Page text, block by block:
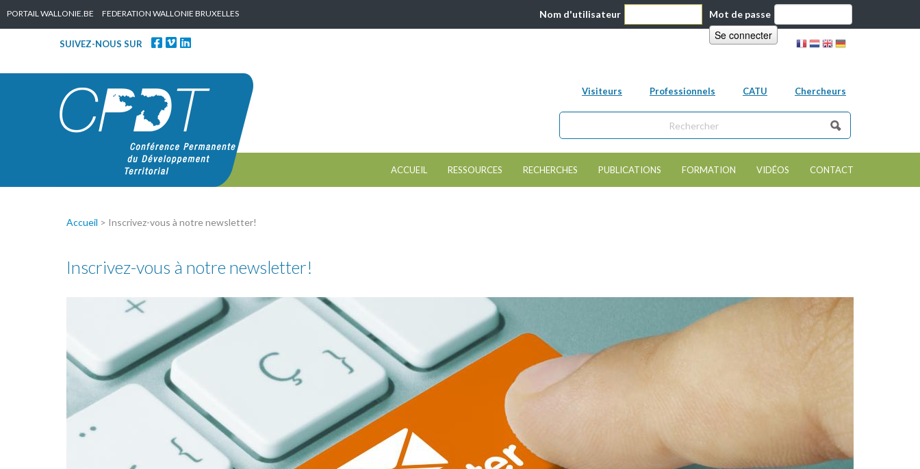
PORTAIL WALLONIE.BE FEDERATION WALLONIE BRUXELLES Nom d'utilisateur Mot de passe
SUIVEZ-NOUS SUR
Visiteurs Professionnels CATU Chercheurs
Formulaire de recherche
Chercher dans ce site
ACCUEIL RESSOURCES RECHERCHES PUBLICATIONS FORMATION VIDÉOS CONTACT
Accueil > Inscrivez-vous à notre newsletter!
Inscrivez-vous à notre newsletter!